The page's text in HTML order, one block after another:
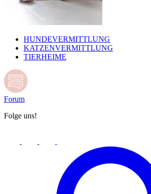
HUNDEVERMITTLUNG
KATZENVERMITTLUNG
TIERHEIME
Forum
Folge uns!